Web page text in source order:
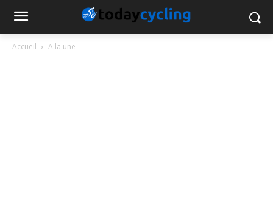
Accueil A la une